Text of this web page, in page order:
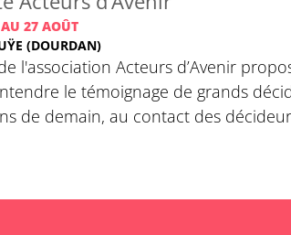
27 AOÛT
(DOURDAN)
de l'association Acteurs d’Avenir
le témoignage de grands
de demain, au contact des